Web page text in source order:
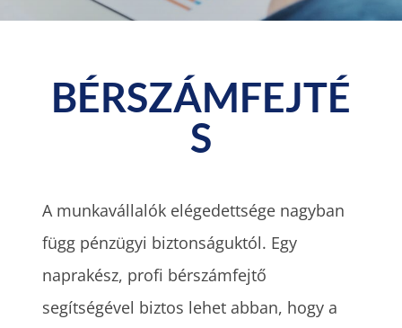
BÉRSZÁMFEJTÉ
S
A munkavállalók elégedettsége nagyban
függ pénzügyi biztonságuktól. Egy
naprakész, profi bérszámfejtő
segítségével biztos lehet abban, hogy a